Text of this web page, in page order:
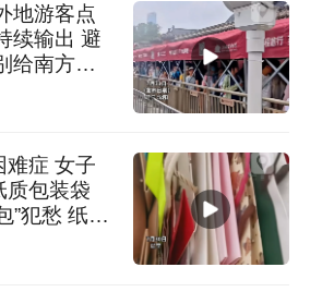
地游客点
续输出 避
给南方小
难症 女子
质包装袋
”犯愁 纸
能内卷起